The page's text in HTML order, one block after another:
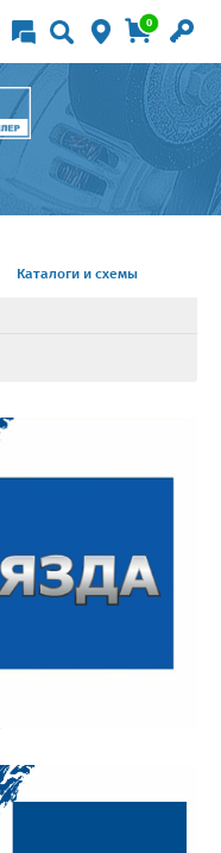
0
Каталоги и схемы